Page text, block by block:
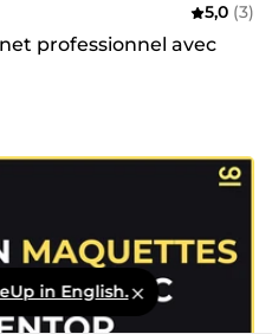
5,0 (3)
professionnel avec
in English.